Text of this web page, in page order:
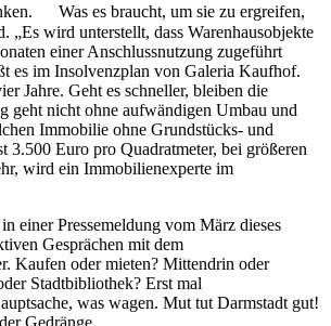
Was es braucht, um sie zu ergreifen,
„Es wird unterstellt, dass Warenhausobjekte
einer Anschlussnutzung zugeführt
es im Insolvenzplan von Galeria Kaufhof.
Jahre. Geht es schneller, bleiben die
geht nicht ohne aufwändigen Umbau und
Immobilie ohne Grundstücks- und
3.500 Euro pro Quadratmeter, bei größeren
wird ein Immobilienexperte im
einer Pressemeldung vom März dieses
Gesprächen mit dem
Kaufen oder mieten? Mittendrin oder
Stadtbibliothek? Erst mal
was wagen. Mut tut Darmstadt gut!
Gedränge.